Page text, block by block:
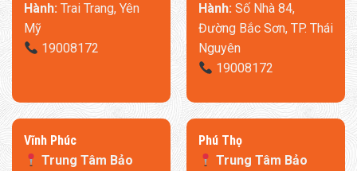
Hành:Trai Trang, Yên
Mỹ
19008172
Hành:Số Nhà 84,
Đường Bắc Sơn, TP. Thái
Nguyên
19008172
​Vĩnh Phúc
Trung Tâm Bảo
​Phú Thọ
Trung Tâm Bảo